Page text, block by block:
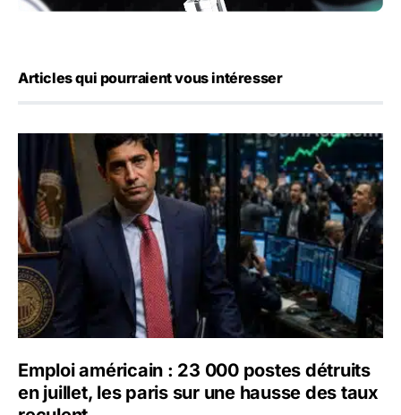
Articles qui pourraient vous intéresser
Emploi américain : 23 000 postes détruits en juillet, les
Emploi américain : 23 000 postes détruits
en juillet, les paris sur une hausse des taux